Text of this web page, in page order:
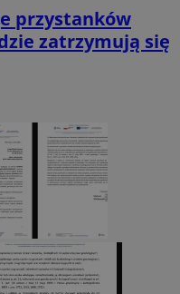
przystanków
zatrzymują się